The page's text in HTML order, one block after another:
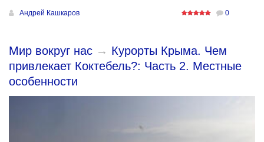
Андрей Кашкаров 0
Мир вокруг нас → Курорты Крыма. Чем
привлекает Коктебель?: Часть 2. Местные
особенности